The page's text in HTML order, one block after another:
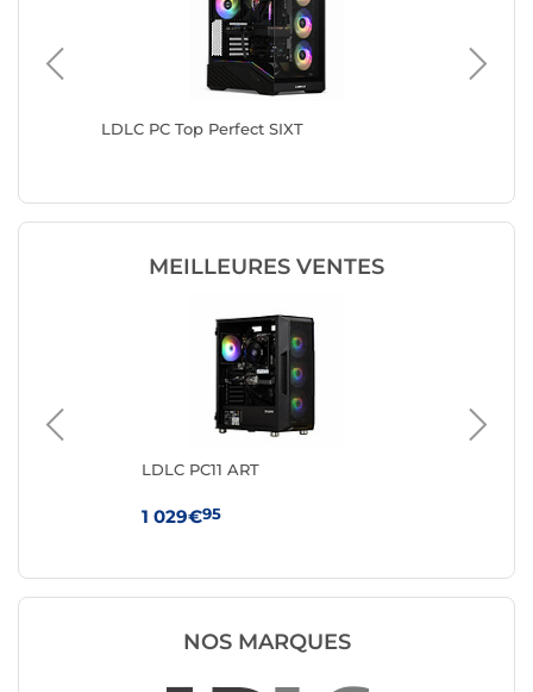
LDLC PC Top Perfect SIXT
MEILLEURES VENTES
LDLC PC11 ART
1 029€95
NOS MARQUES